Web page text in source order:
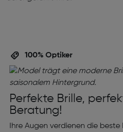
100% Optiker
Perfekte Brille,
Beratung!
Ihre Augen verdienen die beste